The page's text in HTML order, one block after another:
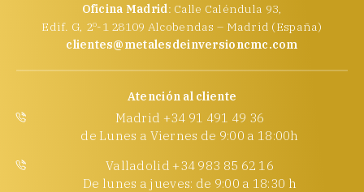
Oficina Madrid: Calle Caléndula 93,
Edif. G, 2º-1 28109 Alcobendas – Madrid (España)
clientes@metalesdeinversioncmc.com
Atención al cliente
Madrid +34 91 491 49 36
de Lunes a Viernes de 9:00 a 18:00h
Valladolid +34 983 85 62 16
De lunes a jueves: de 9:00 a 18:30 h